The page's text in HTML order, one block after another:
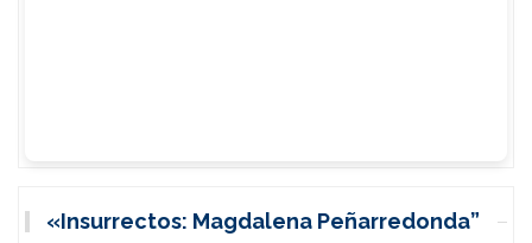
«Insurrectos: Magdalena Peñarredonda”